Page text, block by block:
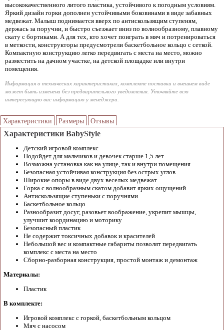
высококачественного литого пластика, устойчивого к погодным условиям.
Яркий дизайн горки дополнен устойчивыми боковинами в виде забавных
медвежат. Малыш поднимается вверх по антискользящим ступеням,
держась за поручни, и быстро съезжает вниз по волнообразному, плавному
скату с бортиками. А для тех, кто хочет поиграть в мяч и потренироваться
в меткости, конструкторы предусмотрели баскетбольное кольцо с сеткой.
Компактную конструкцию легко передвигать с места на место, можно
разместить на дачном участке, на детской площадке или внутри
помещения.
Информация о технических характеристиках, комплекте поставки и внешнем виде
может быть изменена без предварительного уведомления. Уточняйте всю
интересующую вас информацию у менеджера.
Характеристики Размеры Отзывы
Характеристики BabyStyle
Детский игровой комплекс
Подойдет для мальчиков и девочек старше 1,5 лет
Возможна установка как на улице, так и внутри помещения
Безопасная устойчивая конструкция без острых углов
Широкие опоры в виде двух веселых медвежат
Горка с волнообразным скатом добавит ярких ощущений
Антискользящие ступеньки с поручнями
Баскетбольное кольцо
Разнообразит досуг, разовьет воображение, укрепит мышцы,
улучшит координацию и моторику
Безопасный пластик
Не содержит токсичных добавок и красителей
Небольшой вес и компактные габариты позволят передвигать
комплекс с места на место
Сборно-разборная конструкция, простой монтаж и демонтаж
Материалы:
Пластик
В комплекте:
Игровой комплекс с горкой, баскетбольным кольцом
Мяч с насосом